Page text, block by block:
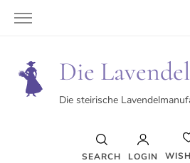
Die
Die steirische
SEARCH LOGIN